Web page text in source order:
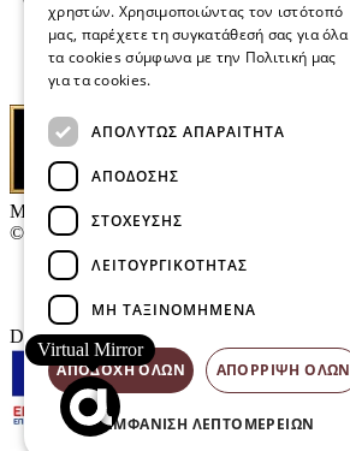
Μαρκάκης Οπτικά
© 2026
Επικοινωνία
E-Volution Awards
Designed & developed by
Virtual Mirror
χρηστών. Χρησιμοποιώντας τον ιστότοπό
μας, παρέχετε τη συγκατάθεσή σας για όλα
τα cookies σύμφωνα με την Πολιτική μας
για τα cookies.
ΑΠΟΛΎΤΩΣ ΑΠΑΡΑΊΤΗΤΑ
ΑΠΌΔΟΣΗΣ
ΣΤΌΧΕΥΣΗΣ
ΛΕΙΤΟΥΡΓΙΚΌΤΗΤΑΣ
ΜΗ ΤΑΞΙΝΟΜΗΜΈΝΑ
ΑΠΟΔΟΧΉ ΌΛΩΝ ΑΠΌΡΡΙΨΗ ΌΛΩΝ
ΕΜΦΆΝΙΣΗ ΛΕΠΤΟΜΕΡΕΙΏΝ